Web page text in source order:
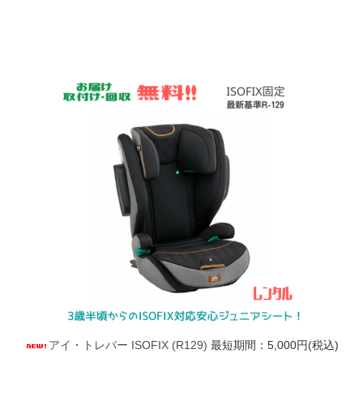
アイ・トレバー ISOFIX (R129) 最短期間：5,000円(税込)